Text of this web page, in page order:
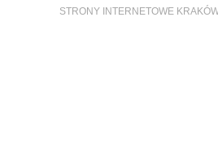
STRONY INTERNETOWE